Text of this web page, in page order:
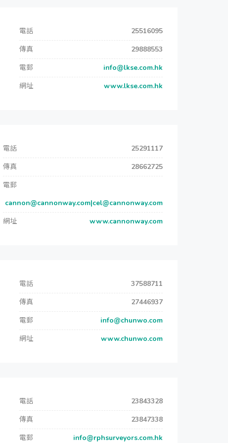
電話
25516095
傳真
29888553
電郵
info@lkse.com.hk
網址
www.lkse.com.hk
電話
25291117
傳真
28662725
電郵
cannon@cannonway.com|cel@cannonway.com
網址
www.cannonway.com
電話
37588711
傳真
27446937
電郵
info@chunwo.com
網址
www.chunwo.com
電話
23843328
傳真
23847338
電郵
info@rphsurveyors.com.hk